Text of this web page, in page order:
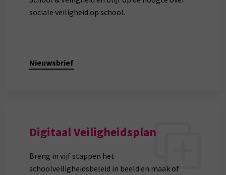
sociale veiligheid op school.
Nieuwsbrief
Digitaal Veiligheidsplan
Breng in vijf stappen het
schoolveiligheidsbeleid in beeld en maak of